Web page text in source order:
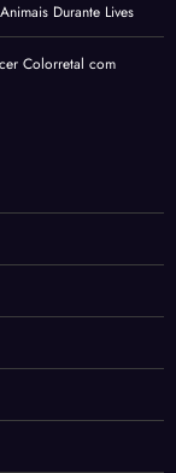
Durante Lives
Colorretal com